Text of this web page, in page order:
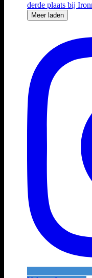
Meer laden